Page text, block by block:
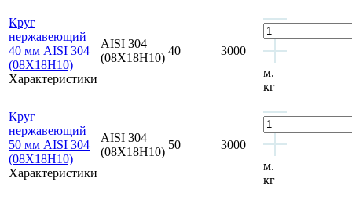
Круг
нержавеющий
40 мм AISI 304
(08Х18Н10)
Характеристики
AISI 304
(08Х18Н10)
40
3000
м.
кг
Круг
нержавеющий
50 мм AISI 304
(08Х18Н10)
Характеристики
AISI 304
(08Х18Н10)
50
3000
м.
кг